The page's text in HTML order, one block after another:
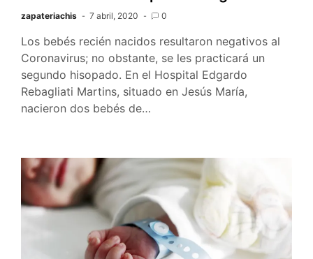
zapateriachis 7 abril, 2020 0
Los bebés recién nacidos resultaron negativos al
Coronavirus; no obstante, se les practicará un
segundo hisopado. En el Hospital Edgardo
Rebagliati Martins, situado en Jesús María,
nacieron dos bebés de…